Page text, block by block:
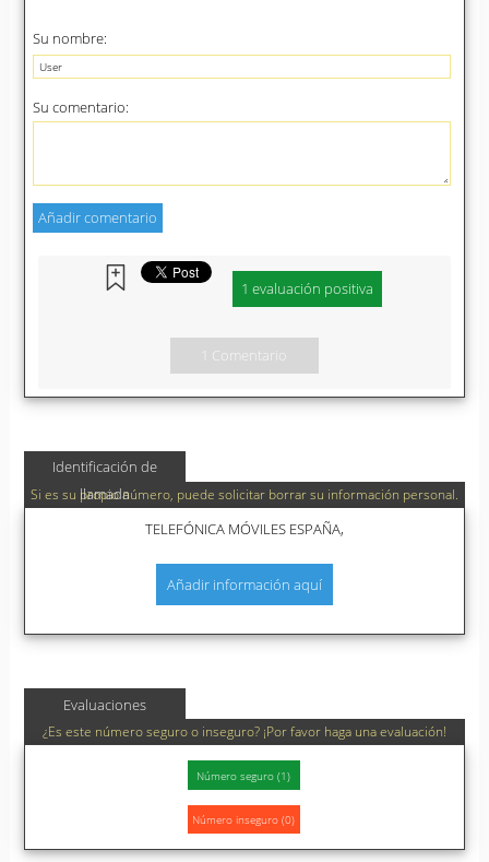
Su nombre:
Su comentario:
1 evaluación positiva
1 Comentario
Identificación de
llamada
Si es su propio número, puede solicitar borrar su información personal.
TELEFÓNICA MÓVILES ESPAÑA,
Añadir información aquí
Evaluaciones
¿Es este número seguro o inseguro? ¡Por favor haga una evaluación!